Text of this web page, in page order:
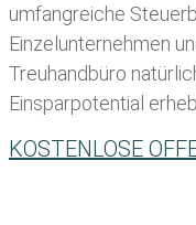
umfangreiche
Einzelunternehmen
Treuhandbüro
Einsparpotential
KOSTENLOSE